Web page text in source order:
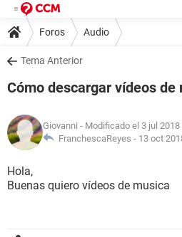
Foros Audio
Tema Anterior
Cómo descargar vídeos de
Giovanni - Modificado el 3 jul 2018
FranchescaReyes - 13 oct
Hola,
Buenas quiero vídeos de musica